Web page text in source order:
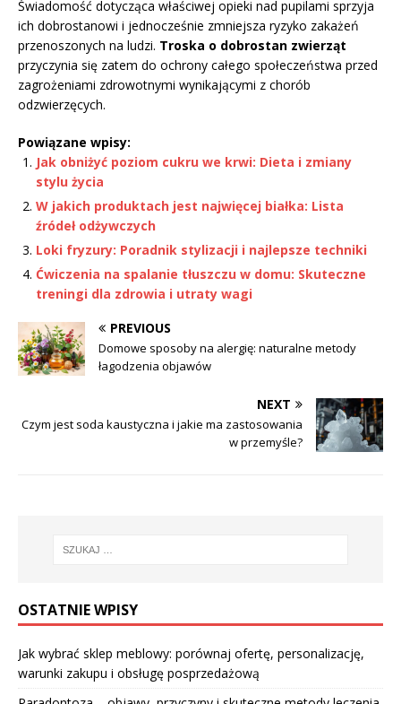
Świadomość dotycząca właściwej opieki nad pupilami sprzyja
ich dobrostanowi i jednocześnie zmniejsza ryzyko zakażeń
przenoszonych na ludzi. Troska o dobrostan zwierząt
przyczynia się zatem do ochrony całego społeczeństwa przed
zagrożeniami zdrowotnymi wynikającymi z chorób
odzwierzęcych.
Powiązane wpisy:
Jak obniżyć poziom cukru we krwi: Dieta i zmiany
stylu życia
W jakich produktach jest najwięcej białka: Lista
źródeł odżywczych
Loki fryzury: Poradnik stylizacji i najlepsze techniki
Ćwiczenia na spalanie tłuszczu w domu: Skuteczne
treningi dla zdrowia i utraty wagi
PREVIOUS
Domowe sposoby na alergię: naturalne metody
łagodzenia objawów
NEXT
Czym jest soda kaustyczna i jakie ma zastosowania
w przemyśle?
OSTATNIE WPISY
Jak wybrać sklep meblowy: porównaj ofertę, personalizację,
warunki zakupu i obsługę posprzedażową